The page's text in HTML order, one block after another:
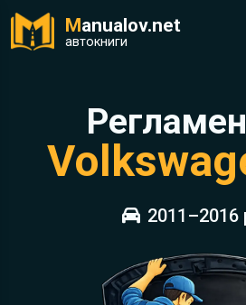
Manualov.net
автокниги
2011–2016